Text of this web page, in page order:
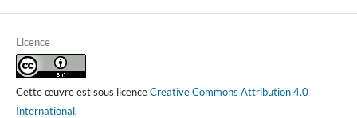
Licence
Cette œuvre est sous licenceCreative Commons Attribution 4.0
International.